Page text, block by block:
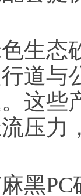
色生
道与
这些
压力
麻黑